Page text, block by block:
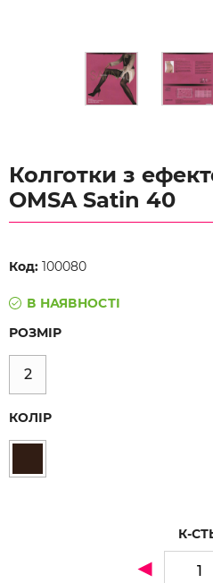
Колготки з
OMSA Satin 40
Код: 100080
В НАЯВНОСТІ
РОЗМІР
2
КОЛІР
К-